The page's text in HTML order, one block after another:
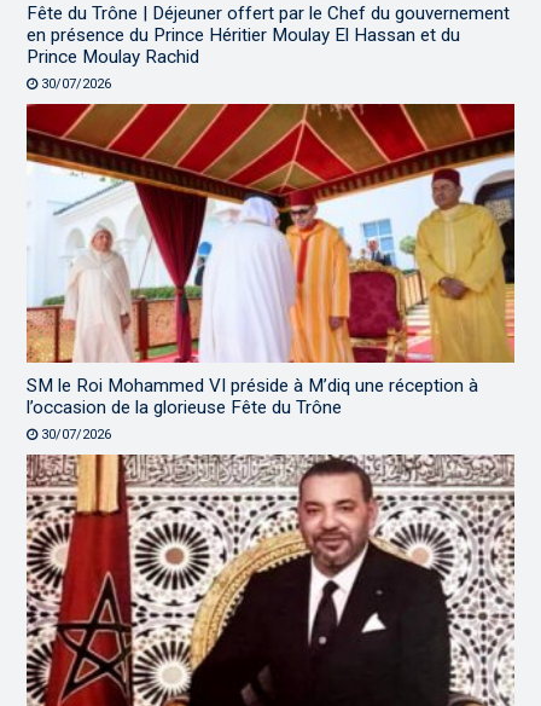
Fête du Trône | Déjeuner offert par le Chef du gouvernement
en présence du Prince Héritier Moulay El Hassan et du
Prince Moulay Rachid
30/07/2026
SM le Roi Mohammed VI préside à M’diq une réception à
l’occasion de la glorieuse Fête du Trône
30/07/2026